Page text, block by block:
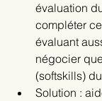
évaluation
compléter
évaluant
négocier
(softskills)
Solution :